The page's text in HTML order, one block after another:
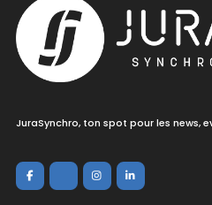
JuraSynchro, ton spot pour les news,